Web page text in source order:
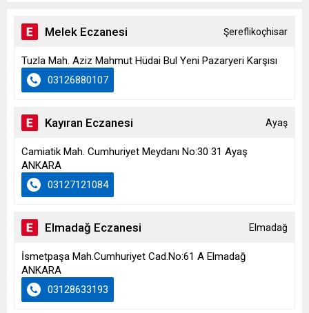
Melek Eczanesi Şereflikoçhisar
Tuzla Mah. Aziz Mahmut Hüdai Bul Yeni Pazaryeri Karşısı
03126880107
Kayıran Eczanesi Ayaş
Camiatik Mah. Cumhuriyet Meydanı No:30 31 Ayaş
ANKARA
03127121084
Elmadağ Eczanesi Elmadağ
İsmetpaşa Mah.Cumhuriyet Cad.No:61 A Elmadağ
ANKARA
03128633193